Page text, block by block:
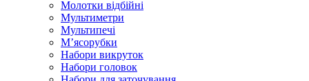
Молотки відбійні
Мультиметри
Мультипечі
М’ясорубки
Набори викруток
Набори головок